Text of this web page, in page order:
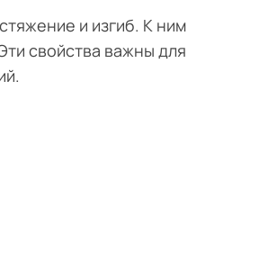
и изгиб. К ним
свойства важны для